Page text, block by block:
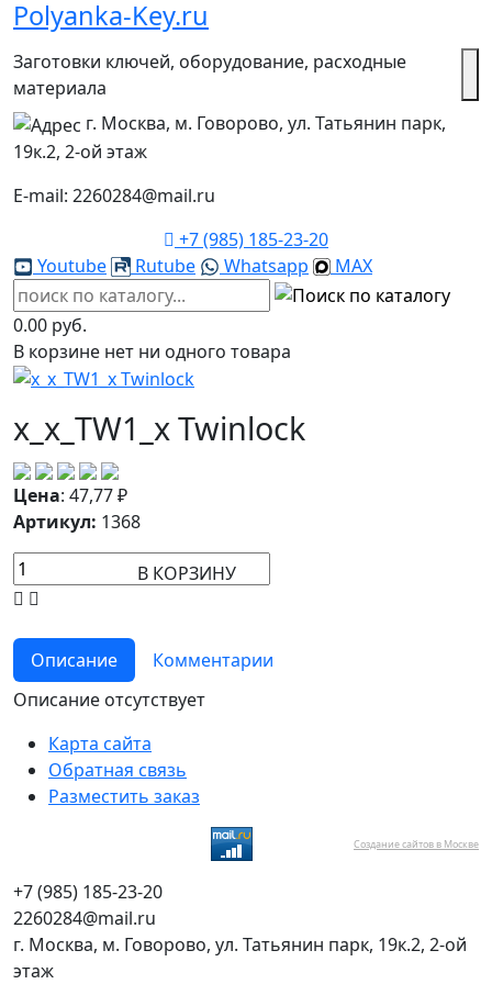
Polyanka-Key.ru
Заготовки ключей, оборудование, расходные
материала
г. Москва, м. Говорово, ул. Татьянин парк,
19к.2, 2-ой этаж
E-mail: 2260284@mail.ru
+7 (985) 185-23-20
Youtube
Rutube Whatsapp MAX
0.00 руб.
В корзине нет ни одного товара
x_x_TW1_x Twinlock
Цена: 47,77₽
Артикул: 1368
В КОРЗИНУ
Описание
Комментарии
Описание отсутствует
Карта сайта
Обратная связь
Разместить заказ
Создание сайтов в Москве
+7 (985) 185-23-20
2260284@mail.ru
г. Москва, м. Говорово, ул. Татьянин парк, 19к.2, 2-ой
этаж